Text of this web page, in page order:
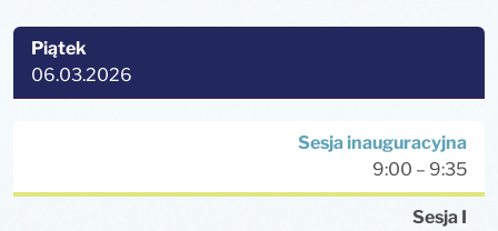
Piątek
06.03.2026
Sesja inauguracyjna
9:00 – 9:35
Sesja I